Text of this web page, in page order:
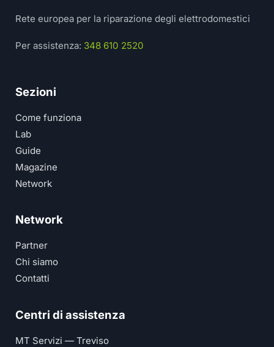
Rete europea per la riparazione degli elettrodomestici
Per assistenza: 348 610 2520
Sezioni
Come funziona
Lab
Guide
Magazine
Network
Network
Partner
Chi siamo
Contatti
Centri di assistenza
MT Servizi — Treviso